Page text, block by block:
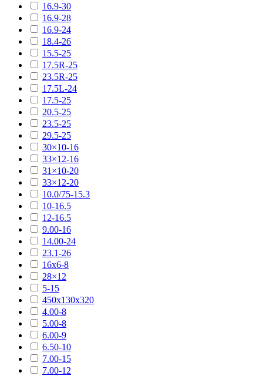
16.9-30
16.9-28
16.9-24
18.4-26
15.5-25
17.5R-25
23.5R-25
17.5L-24
17.5-25
20.5-25
23.5-25
29.5-25
30×10-16
33×12-16
31×10-20
33×12-20
10.0/75-15.3
10-16.5
12-16.5
9.00-16
14.00-24
23.1-26
16х6-8
28×12
5-15
450х130х320
4.00-8
5.00-8
6.00-9
6.50-10
7.00-15
7.00-12